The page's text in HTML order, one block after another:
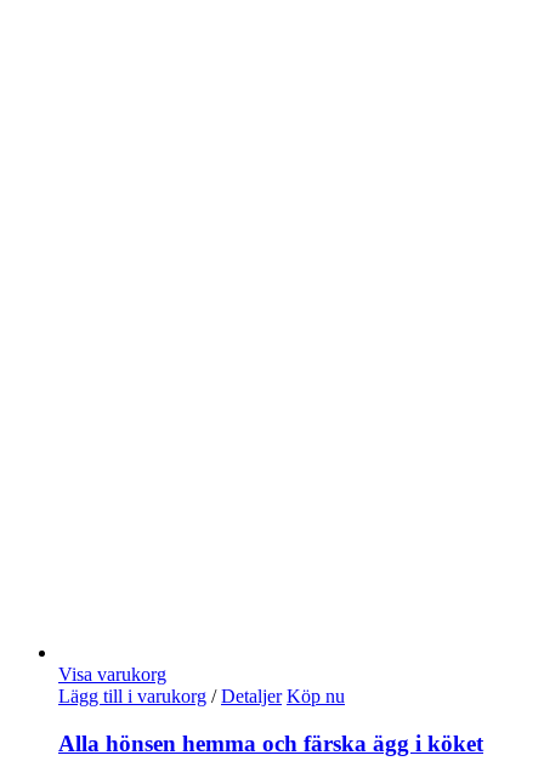
Visa varukorg
Lägg till i varukorg / Detaljer Köp nu
Alla hönsen hemma och färska ägg i köket